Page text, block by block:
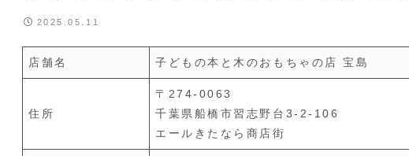
2025.05.11
店舗名 子どもの本と木のおもちゃの店 宝島
住所
〒274-0063
千葉県船橋市習志野台3-2-106
エールきたなら商店街